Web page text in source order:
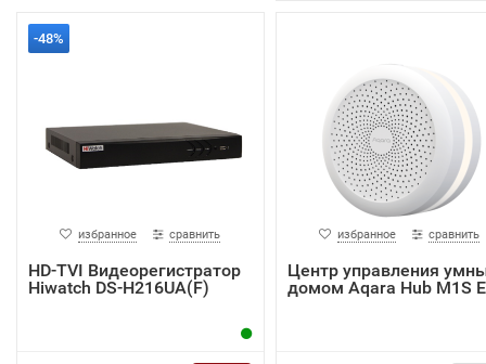
-48%
избранное сравнить
HD-TVI Видеорегистратор
Hiwatch DS-H216UA(F)
избранное сравнить
Центр управления
домом Aqara Hub M1S